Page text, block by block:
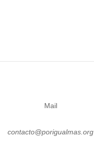
Mail
contacto@porigualmas.org